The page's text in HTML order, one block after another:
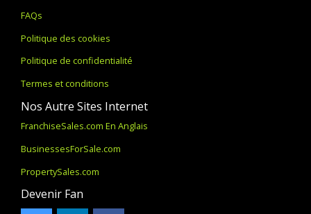
FAQs
Politique des cookies
Politique de confidentialité
Termes et conditions
Nos Autre Sites Internet
FranchiseSales.com En Anglais
BusinessesForSale.com
PropertySales.com
Devenir Fan